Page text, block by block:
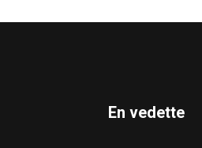
En vedette